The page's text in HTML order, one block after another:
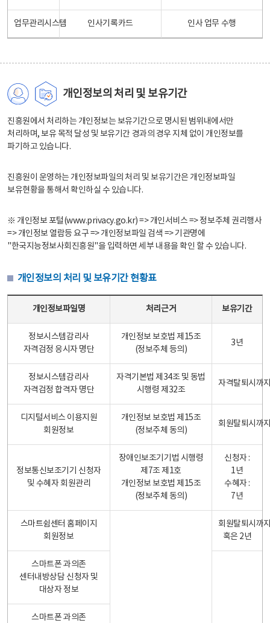
업무관리시스템 인사기록카드 인사 업무 수행
개인정보의 처리 및 보유기간
진흥원에서 처리하는 개인정보는 보유기간으로 명시된 범위내에서만
처리하며, 보유 목적 달성 및 보유기간 경과의 경우 지체 없이 개인정보를
파기하고 있습니다.
진흥원이 운영하는 개인정보파일의 처리 및 보유기간은 개인정보파일
보유현황을 통해서 확인하실 수 있습니다.
※ 개인정보 포털(www.privacy.go.kr) => 개인서비스 => 정보주체 권리행사
=> 개인정보 열람등 요구 => 개인정보파일 검색 => 기관명에
"한국지능정보사회진흥원"을 입력하면 세부 내용을 확인 할 수 있습니다.
개인정보의 처리 및 보유기간 현황표
개인정보파일명 처리근거 보유기간
정보시스템감리사
자격검정 응시자 명단
개인정보 보호법 제15조
(정보주체 등의)
3년
정보시스템감리사
자격검정 합격자 명단
자격기본법 제34조 및 동법
시행령 제32조
자격탈퇴시까
디지털서비스 이용지원
회원정보
개인정보 보호법 제15조
(정보주체 동의)
회원탈퇴시까
정보통신보조기기 신청자
및 수혜자 회원관리
장애인보조기기법 시행령
제7조 제1호
개인정보 보호법 제15조
(정보주체 동의)
신청자 :
1년
수혜자 :
7년
스마트쉼센터 홈페이지
회원정보
회원탈퇴시까
혹은 2년
스마트폰 과의존
센터내방상담 신청자 및
대상자 정보
스마트폰 과의존